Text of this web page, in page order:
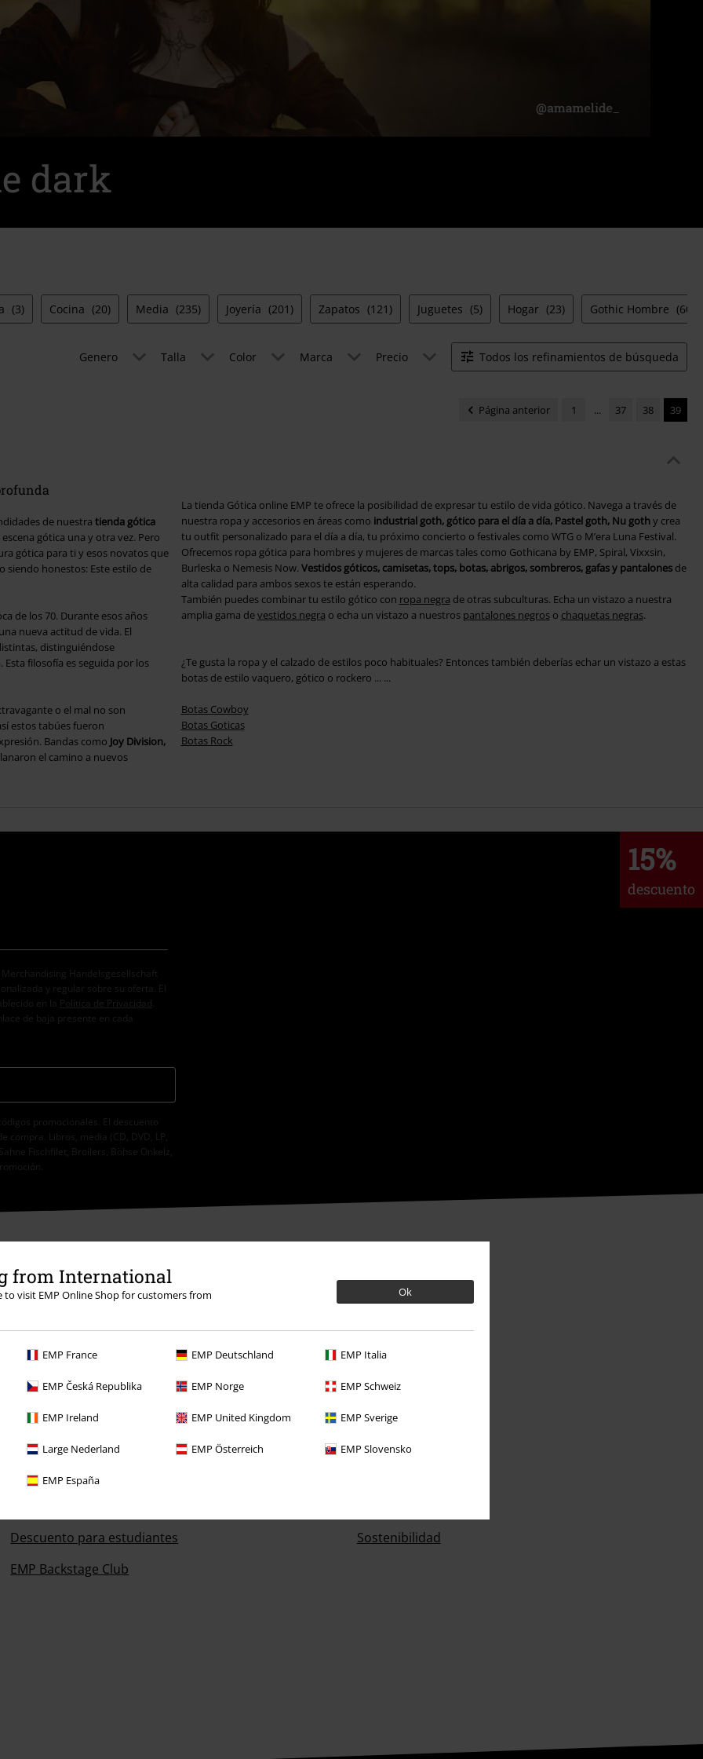
from International
to visit EMP Online Shop for customers from
Ok
EMP France EMP Deutschland EMP Italia
EMP Česká Republika EMP Norge EMP Schweiz
EMP Ireland EMP United Kingdom EMP Sverige
Large Nederland EMP Österreich EMP Slovensko
EMP España
dark
(3) Cocina (20) Media (235) Joyería (201) Zapatos (121) Juguetes (5) Hogar (23) Gothic Hombre (603)
Genero Talla Color Marca Precio Todos los refinamientos de búsqueda
Página anterior 1 ... 37 38 39
de nuestra tienda gótica
gótica una y otra vez. Pero
gótica para ti y esos novatos que
siendo honestos: Este estilo de
de los 70. Durante esos años
nueva actitud de vida. El
distinguiéndose
filosofía es seguida por los
o el mal no son
estos tabúes fueron
Bandas como Joy Division,
el camino a nuevos
La tienda Gótica online EMP te ofrece la posibilidad de expresar tu estilo de vida gótico. Navega a través de
nuestra ropa y accesorios en áreas como industrial goth, gótico para el día a día, Pastel goth, Nu gothy crea
tu outfit personalizado para el día a día, tu próximo concierto o festivales como WTG o M’era Luna Festival.
Ofrecemos ropa gótica para hombres y mujeres de marcas tales como Gothicana by EMP, Spiral, Vixxsin,
Burleska o Nemesis Now. Vestidos góticos, camisetas, tops, botas, abrigos, sombreros, gafas y pantalonesde
alta calidad para ambos sexos te están esperando.
También puedes combinar tu estilo gótico con ropa negra de otras subculturas. Echa un vistazo a nuestra
amplia gama devestidos negra o echa un vistazo a nuestros pantalones negroso chaquetas negras.
¿Te gusta la ropa y el calzado de estilos poco habituales? Entonces también deberías echar un vistazo a estas
botas de estilo vaquero, gótico o rockero ... ...
Botas Cowboy
Botas Goticas
Botas Rock
15%
descuento
Handelsgesellschaft
y regular sobre su oferta. El
en la
Política de Privacidad
de baja presente en cada
promocionales. El descuento
compra. Libros, media (CD, DVD, LP,
Fischfilet, Broilers, Böhse Onkelz,
Descuentos para ti
Concursos
Descuento para estudiantes
EMP Backstage Club
Sobre EMP
Sostenibilidad